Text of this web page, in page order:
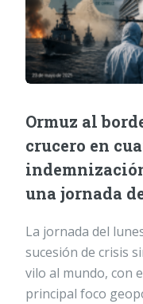
Ormuz al
crucero en
una jornada
La jornada del
sucesión de crisis
vilo al mundo, con
principal foco